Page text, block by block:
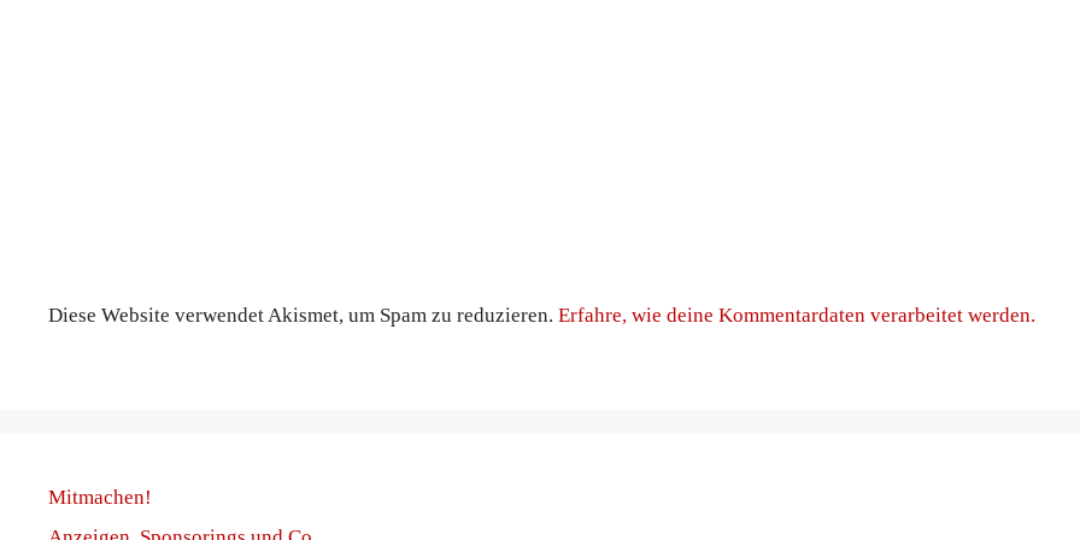
Diese Website verwendet Akismet, um Spam zu reduzieren. Erfahre, wie deine Kommentardaten verarbeitet werden.
Mitmachen!